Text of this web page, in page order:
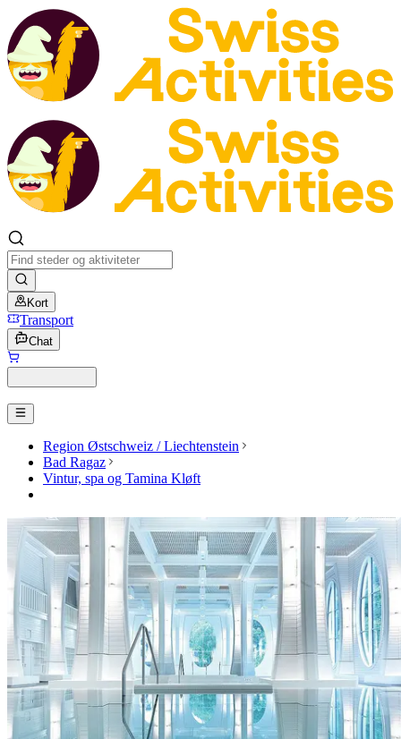
Kort
Transport
Chat
Region Østschweiz / Liechtenstein
Bad Ragaz
Vintur, spa og Tamina Kløft